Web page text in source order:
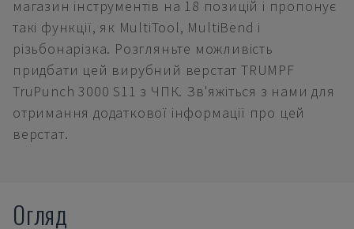
магазин інструментів на 18 позицій і пропонує
такі функції, як MultiTool, MultiBend і
різьбонарізка. Розгляньте можливість
придбати цей вирубний верстат TRUMPF
TruPunch 3000 S11 з ЧПК. Зв'яжіться з нами для
отримання додаткової інформації про цей
верстат.
Огляд